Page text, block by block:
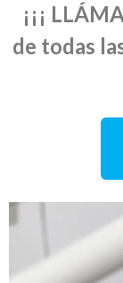
¡¡¡
de todas